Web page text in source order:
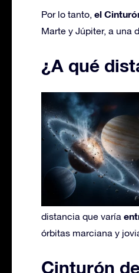
Por lo tanto, el
Marte y Júpiter, a una
¿A qué
distancia que varía
órbitas marciana y
Cinturón